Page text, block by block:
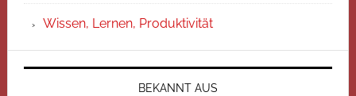
Wissen, Lernen, Produktivität
BEKANNT AUS